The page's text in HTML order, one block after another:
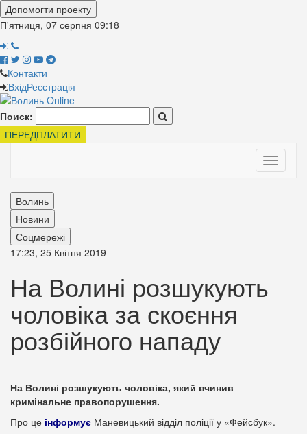
Допомогти проекту
П'ятниця, 07 серпня 09:18
Контакти
ВхідРеєстрація
Поиск:
ПЕРЕДПЛАТИТИ
Toggle
Волинь
Новини
Соцмережі
17:23, 25 Квітня 2019
На Волині розшукують
чоловіка за скоєння
розбійного нападу
На Волині розшукують чоловіка, який вчинив
кримінальне правопорушення.
Про це інформує Маневицький відділ поліції у «Фейсбук».